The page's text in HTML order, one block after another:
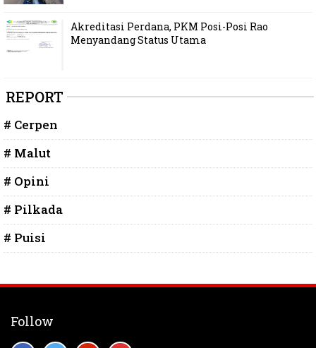
Akreditasi Perdana, PKM Posi-Posi Rao
Menyandang Status Utama
REPORT
# Cerpen
# Malut
# Opini
# Pilkada
# Puisi
Follow